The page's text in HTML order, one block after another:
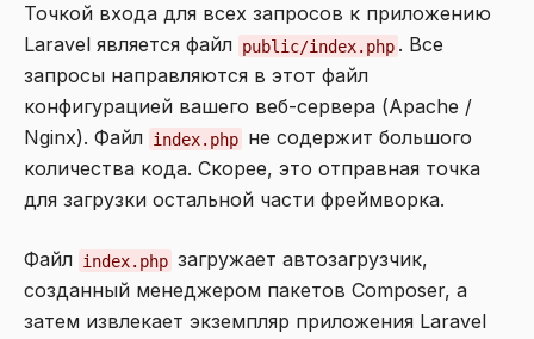
Точкой входа для всех запросов к приложению
Laravel является файл public/index.php . Все
запросы направляются в этот файл
конфигурацией вашего веб-сервера (Apache /
Nginx). Файл index.php не содержит большого
количества кода. Скорее, это отправная точка
для загрузки остальной части фреймворка.
Файл index.php загружает автозагрузчик,
созданный менеджером пакетов Composer, а
затем извлекает экземпляр приложения Laravel